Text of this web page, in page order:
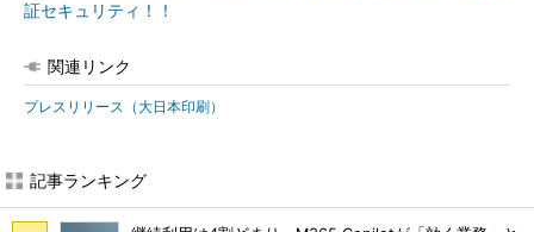
証セキュリティ！！
関連リンク
プレスリリース（大日本印刷）
記事ランキング